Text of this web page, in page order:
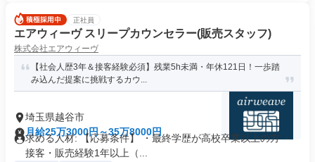
正社員
エアウィーヴ スリープカウンセラー(販売スタッフ)
株式会社エアウィーヴ
【社会人歴3年＆接客経験必須】残業5h未満・年休121日！一歩踏
み込んだ提案に挑戦するカウ...
埼玉県越谷市
月給25万3000円～35万8000円
求める人材: 【応募条件】 ・最終学歴が高校卒業以上の方 ・
接客・販売経験1年以上（...